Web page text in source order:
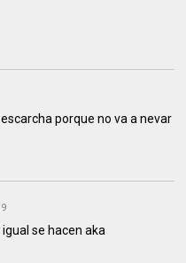
porque no va a nevar
se hacen aka